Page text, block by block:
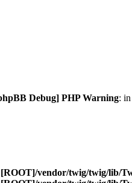
Debug] PHP Warning:
[ROOT]/vendor/twig/twig/lib/